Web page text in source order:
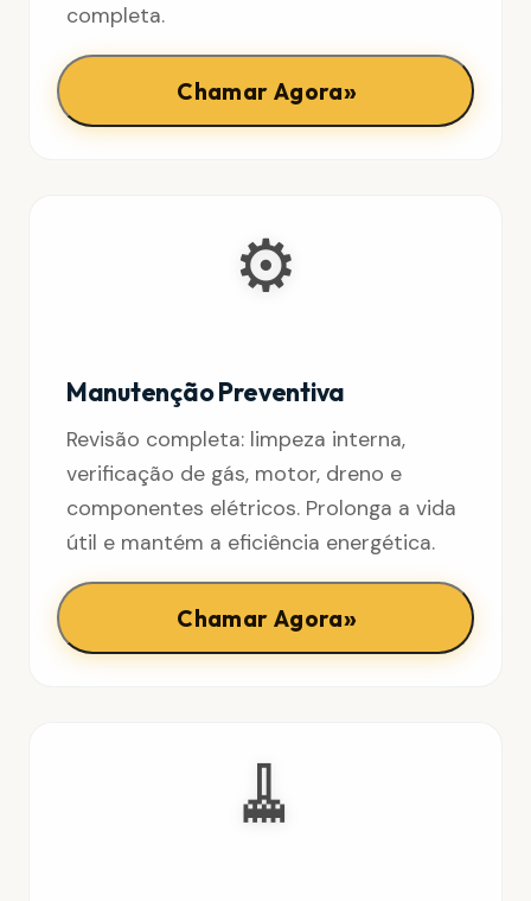
completa.
Chamar Agora»
⚙️
Manutenção Preventiva
Revisão completa: limpeza interna,
verificação de gás, motor, dreno e
componentes elétricos. Prolonga a vida
útil e mantém a eficiência energética.
Chamar Agora»
🧹